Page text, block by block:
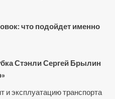
что подойдет именно
Стэнли Сергей Брылин
и эксплуатацию транспорта